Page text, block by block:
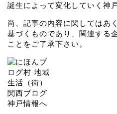
誕生によって変化していく神
尚、記事の内容に関してはあ
基づくものであり、関連する
ことをご了承下さい。